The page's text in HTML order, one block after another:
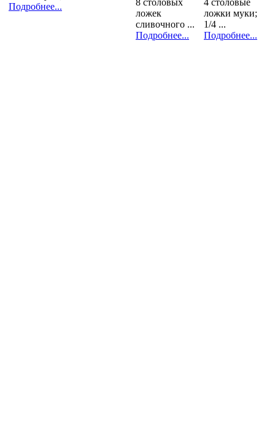
Подробнее...
ложек
сливочного ...
Подробнее...
ложки муки;
1/4 ...
Подробнее...